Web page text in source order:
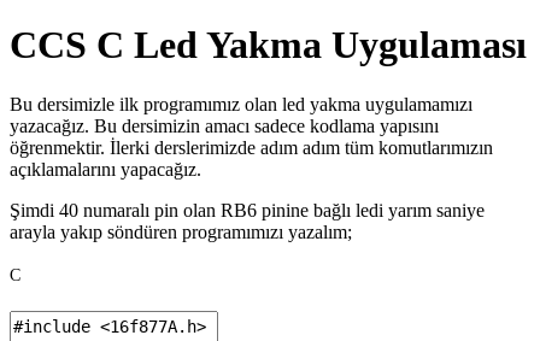
CCS C Led Yakma Uygulaması
Bu dersimizle ilk programımız olan led yakma uygulamamızı
yazacağız. Bu dersimizin amacı sadece kodlama yapısını
öğrenmektir. İlerki derslerimizde adım adım tüm komutlarımızın
açıklamalarını yapacağız.
Şimdi 40 numaralı pin olan RB6 pinine bağlı ledi yarım saniye
arayla yakıp söndüren programımızı yazalım;
C